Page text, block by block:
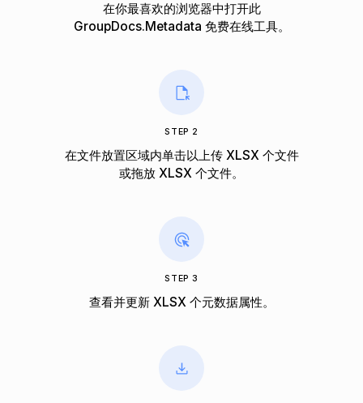
在你最喜欢的浏览器中打开此
GroupDocs.Metadata 免费在线工具。
STEP 2
在文件放置区域内单击以上传 XLSX 个文件
或拖放 XLSX 个文件。
STEP 3
查看并更新 XLSX 个元数据属性。